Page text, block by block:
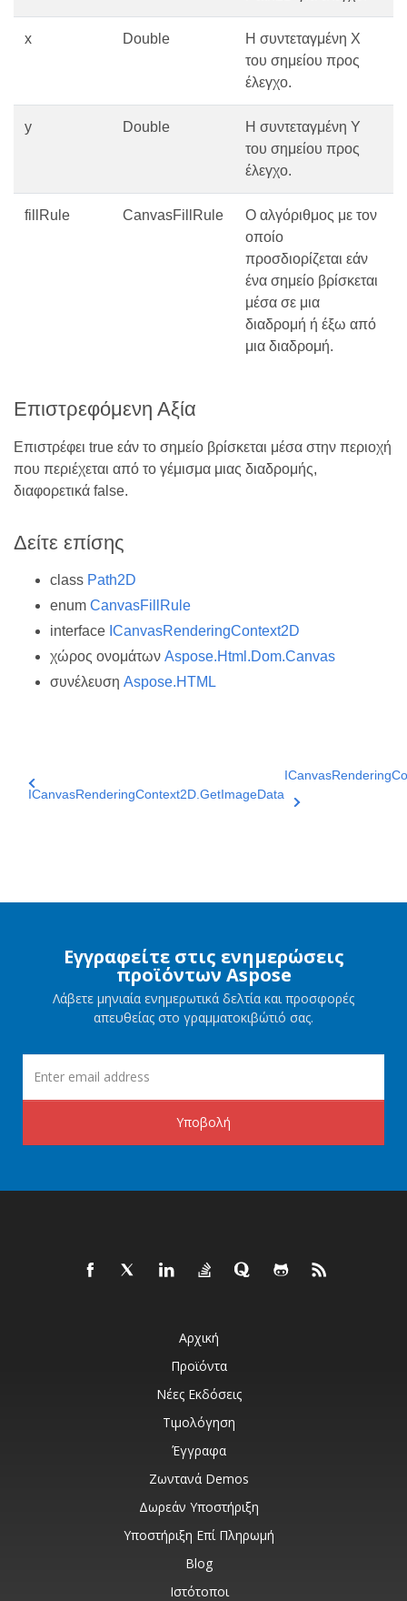
x Double
Η συντεταγμένη Χ
του σημείου προς
έλεγχο.
y Double
Η συντεταγμένη Υ
του σημείου προς
έλεγχο.
fillRule CanvasFillRule
Ο αλγόριθμος με τον
οποίο
προσδιορίζεται εάν
ένα σημείο βρίσκεται
μέσα σε μια
διαδρομή ή έξω από
μια διαδρομή.
Επιστρεφόμενη Αξία
Επιστρέφει true εάν το σημείο βρίσκεται μέσα στην περιοχή
που περιέχεται από το γέμισμα μιας διαδρομής,
διαφορετικά false.
Δείτε επίσης
class Path2D
enum CanvasFillRule
interface ICanvasRenderingContext2D
χώρος ονομάτων Aspose.Html.Dom.Canvas
συνέλευση Aspose.HTML
ICanvasRenderingContext2D.GetImageData
Εγγραφείτε στις ενημερώσεις
προϊόντων Aspose
Λάβετε μηνιαία ενημερωτικά δελτία και προσφορές
απευθείας στο γραμματοκιβώτιό σας.
Υποβολή
Αρχική
Προϊόντα
Νέες Εκδόσεις
Τιμολόγηση
Έγγραφα
Ζωντανά Demos
Δωρεάν Υποστήριξη
Υποστήριξη Επί Πληρωμή
Blog
Ιστότοποι